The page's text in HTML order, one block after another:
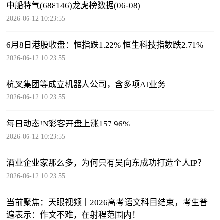
中船特气(688146)龙虎榜数据(06-08)
2026-06-12 10:23:55
6月8日港股收盘：恒指跌1.22% 恒生科技指数跌2.71%
2026-06-12 10:23:55
杭叉集团等成立机器人公司，含多项AI业务
2026-06-12 10:23:55
每日动态!N彩客开盘上涨157.96%
2026-06-12 10:23:55
酒业企业家那么多，为何只有吴向东成功打造个人IP？
2026-06-12 10:23:55
当前聚焦：天眼视频｜2026高考语文科目结束，考生普
遍表示：作文不难，在射程范围内！